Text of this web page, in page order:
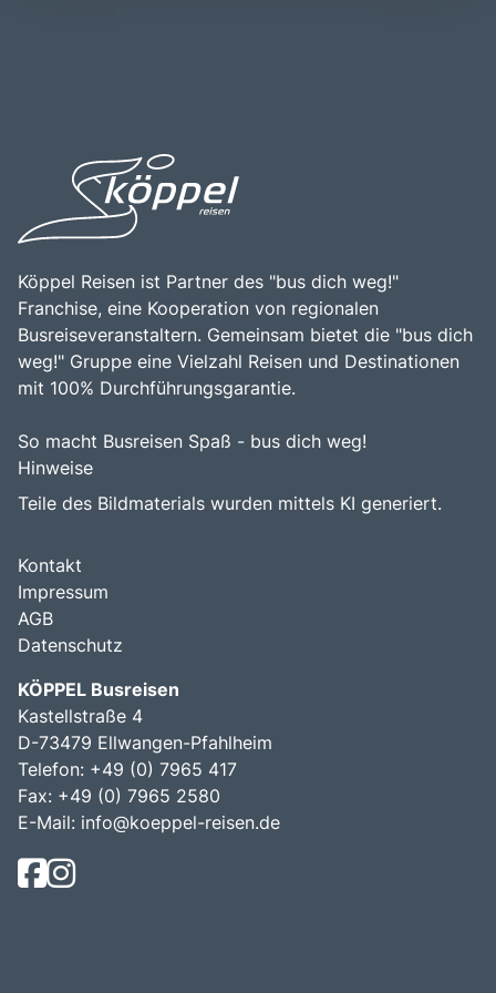
Köppel Reisen ist Partner des "bus dich weg!"
Franchise, eine Kooperation von regionalen
Busreiseveranstaltern. Gemeinsam bietet die "bus dich
weg!" Gruppe eine Vielzahl Reisen und Destinationen
mit 100% Durchführungsgarantie.
So macht Busreisen Spaß - bus dich weg!
Hinweise
Teile des Bildmaterials wurden mittels KI generiert.
Kontakt
Impressum
AGB
Datenschutz
KÖPPEL Busreisen
Kastellstraße 4
D-73479 Ellwangen-Pfahlheim
Telefon: +49 (0) 7965 417
Fax: +49 (0) 7965 2580
E-Mail: info@koeppel-reisen.de